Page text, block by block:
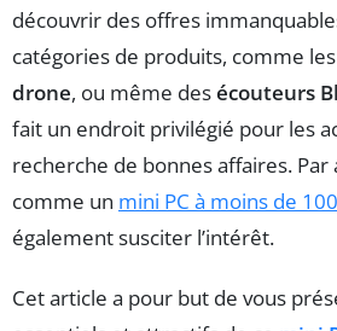
découvrir des offres
catégories de produits, comme les
drone, ou même desécouteurs
fait un endroit privilégié pour les
recherche de bonnes affaires.
comme un mini PC à moins de
également susciter l’intérêt.
Cet article a pour but de vous